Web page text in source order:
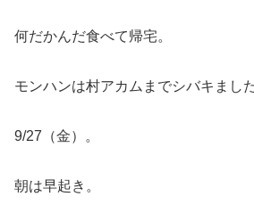
何だかんだ食べて帰宅。
モンハンは村アカムまでシバキました
9/27（金）。
朝は早起き。